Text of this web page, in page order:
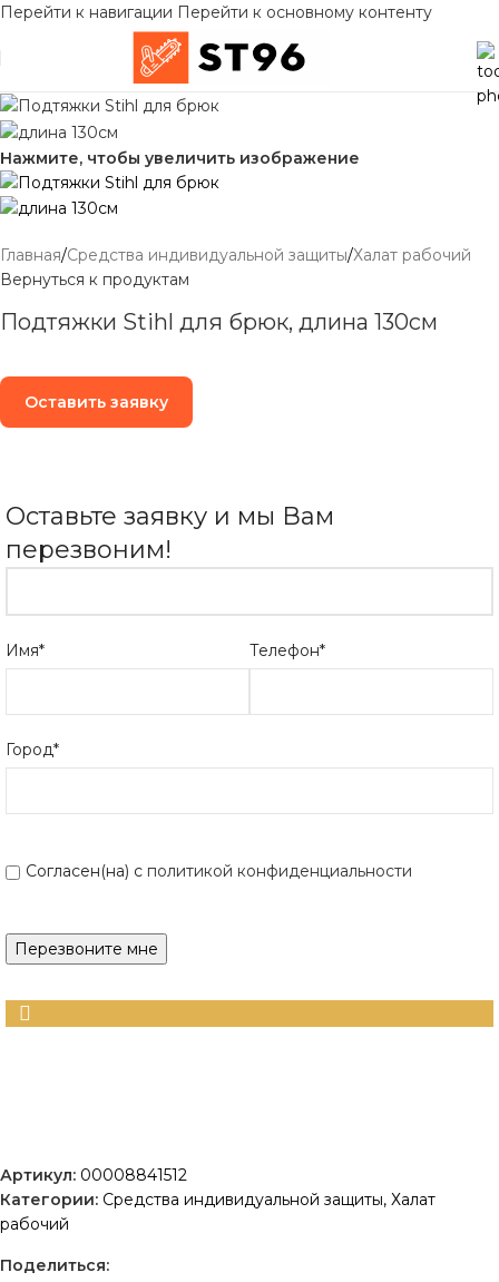
Перейти к навигации Перейти к основному контенту
Нажмите, чтобы увеличить изображение
Главная/Средства индивидуальной защиты/Халат рабочий
Вернуться к продуктам
Подтяжки Stihl для брюк, длина 130см
Оставить заявку
Оставьте заявку и мы Вам
перезвоним!
Имя* Телефон*
Город*
Согласен(на) с политикой конфиденциальности
Артикул: 00008841512
Категории: Средства индивидуальной защиты, Халат
рабочий
Поделиться: